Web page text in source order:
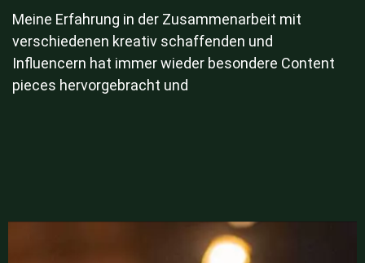
Meine Erfahrung in der Zusammenarbeit mit
verschiedenen kreativ schaffenden und
Influencern hat immer wieder besondere Content
pieces hervorgebracht und